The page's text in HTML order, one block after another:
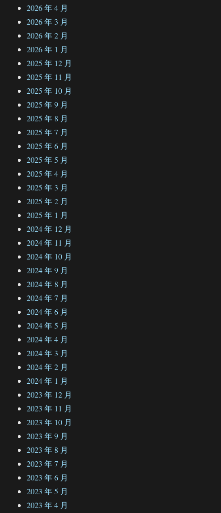
2026 年 4 月
2026 年 3 月
2026 年 2 月
2026 年 1 月
2025 年 12 月
2025 年 11 月
2025 年 10 月
2025 年 9 月
2025 年 8 月
2025 年 7 月
2025 年 6 月
2025 年 5 月
2025 年 4 月
2025 年 3 月
2025 年 2 月
2025 年 1 月
2024 年 12 月
2024 年 11 月
2024 年 10 月
2024 年 9 月
2024 年 8 月
2024 年 7 月
2024 年 6 月
2024 年 5 月
2024 年 4 月
2024 年 3 月
2024 年 2 月
2024 年 1 月
2023 年 12 月
2023 年 11 月
2023 年 10 月
2023 年 9 月
2023 年 8 月
2023 年 7 月
2023 年 6 月
2023 年 5 月
2023 年 4 月